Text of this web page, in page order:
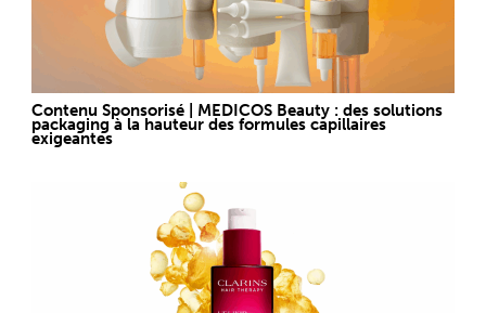
Contenu Sponsorisé | MEDICOS Beauty : des solutions
packaging à la hauteur des formules capillaires
exigeantes